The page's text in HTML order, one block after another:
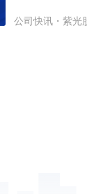
公司快讯 ・紫光